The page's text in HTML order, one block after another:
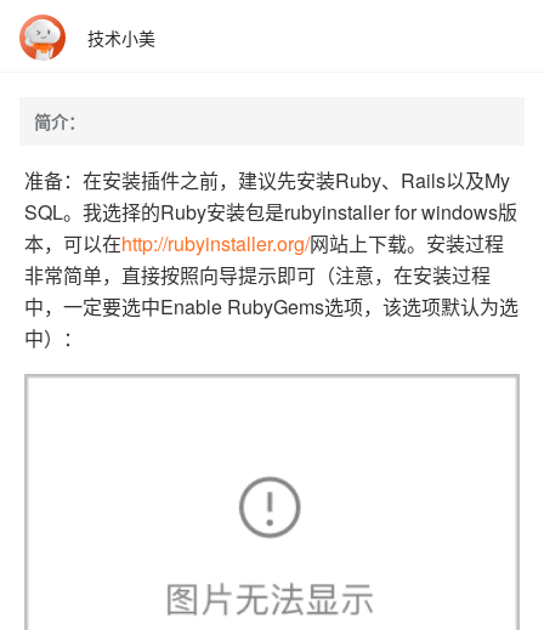
技术小美
简介：
准备：在安装插件之前，建议先安装Ruby、Rails以及My
SQL。我选择的Ruby安装包是rubyinstaller for windows版
本，可以在http://rubyinstaller.org/网站上下载。安装过程
非常简单，直接按照向导提示即可（注意，在安装过程
中，一定要选中Enable RubyGems选项，该选项默认为选
中）：